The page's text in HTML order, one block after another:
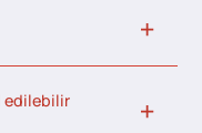
edilebilir